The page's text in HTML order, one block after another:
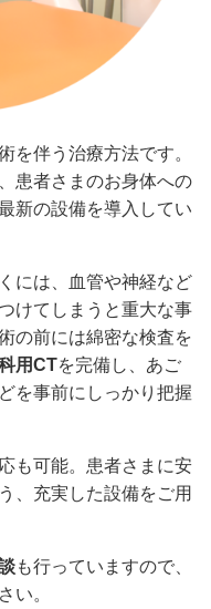
を伴う治療方法です。
患者さまのお身体への
新の設備を導入してい
には、血管や神経など
けてしまうと重大な事
の前には綿密な検査を
用CTを完備し、あご
を事前にしっかり把握
も可能。患者さまに安
、充実した設備をご用
も行っていますので、
い。